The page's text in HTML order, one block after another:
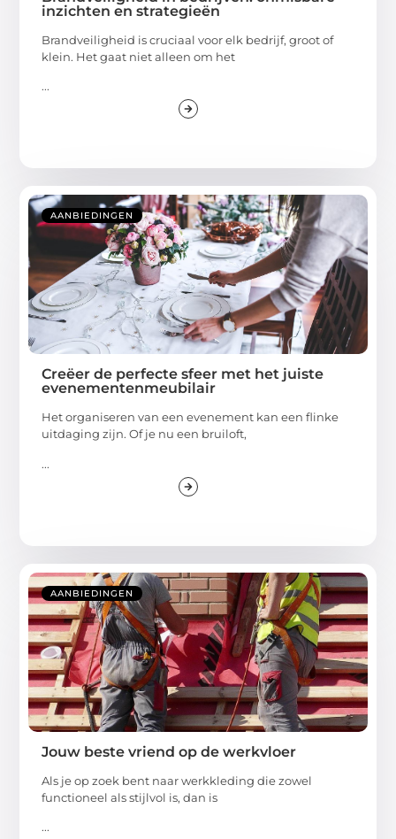
inzichten en strategieën
Brandveiligheid is cruciaal voor elk bedrijf, groot of
klein. Het gaat niet alleen om het
...
AANBIEDINGEN
Creëer de perfecte sfeer met het juiste
evenementenmeubilair
Het organiseren van een evenement kan een flinke
uitdaging zijn. Of je nu een bruiloft,
...
AANBIEDINGEN
Jouw beste vriend op de werkvloer
Als je op zoek bent naar werkkleding die zowel
functioneel als stijlvol is, dan is
...